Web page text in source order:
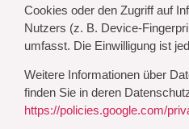
Cookies oder den Zugriff auf
Nutzers (z. B. Device-
umfasst. Die Einwilligung ist
Weitere Informationen über
finden Sie in deren
https://policies.google.com/